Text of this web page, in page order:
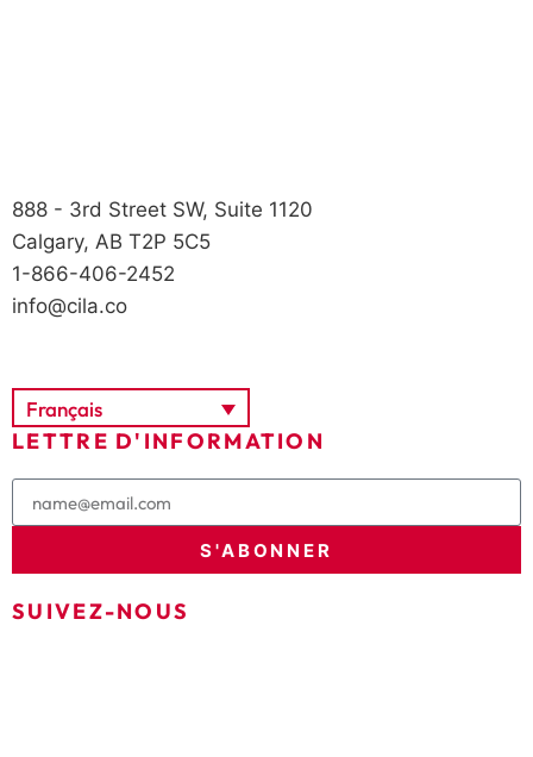
888 - 3rd Street SW, Suite 1120
Calgary, AB T2P 5C5
1-866-406-2452
info@cila.co
Français
LETTRE D'INFORMATION
S'ABONNER
SUIVEZ-NOUS